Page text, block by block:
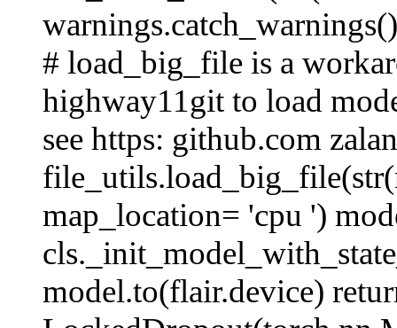
# load_big_file is a
highway11git to load
see https: github.com
map_location= 'cpu ')
model.to(flair.device)